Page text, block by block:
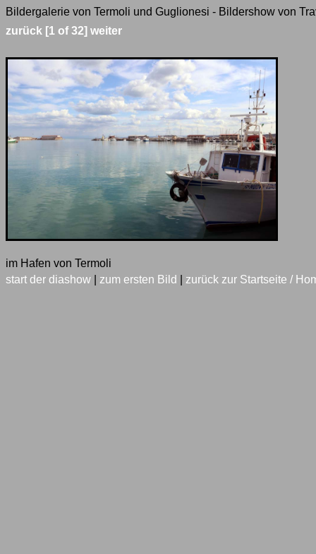
Bildergalerie von Termoli und Guglionesi - Bildershow von
zurück [1 of 32] weiter
im Hafen von Termoli
start der diashow
zum ersten Bild zurück zur Startseite /